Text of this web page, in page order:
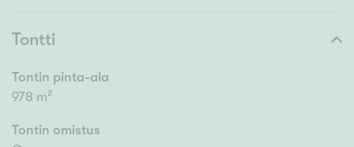
Tontti
Tontin pinta-ala
978 m²
Tontin omistus